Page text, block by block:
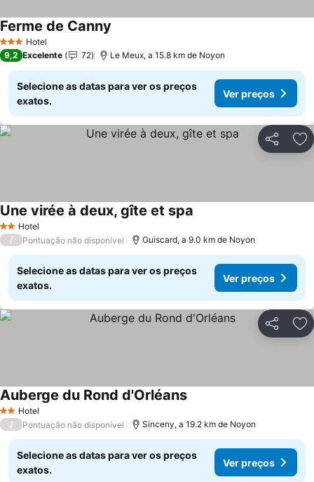
3 EstrelasHotel
Ferme de Canny
9,2 Excelente 72 Le Meux, a 15.8 km de Noyon
Selecione as datas para ver os preços
exatos.
Ver preços
Partilhar
2 Estrelas
Hotel
Une virée à deux, gîte et spa
/ Pontuação não disponível Guiscard, a 9.0 km de Noyon
Selecione as datas para ver os preços
exatos.
Ver preços
Partilhar
2 Estrelas
Hotel
Auberge du Rond d'OrléansVer preços
/ Pontuação não disponível Sinceny, a 19.2 km de Noyon
Selecione as datas para ver os preços
exatos.
Ver preços